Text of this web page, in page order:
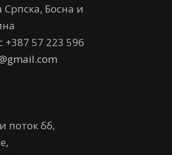
Српска, Босна и
+387 57 223 596
поток бб,